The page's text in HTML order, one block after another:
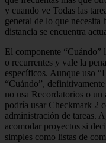
y cuando ve Todas las
general de lo que necesita
distancia se encuentra
El componente “Cuándo”
o recurrentes y vale la
específicos. Aunque uso
“Cuándo”,
no usa Recordatorios o
podría usar Checkmark 2
administración de tareas.
acomodar proyectos si
simples como listas de